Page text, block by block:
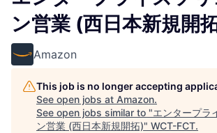
ン営業 (西日本新規開
Amazon
This job is no longer accepting
See open jobs at Amazon.
See open jobs similar to "エンタープラ
ン営業 (西日本新規開拓)" WCT-FCT.